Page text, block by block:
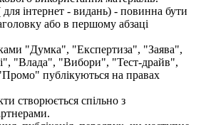
інтернет - видань) - повинна бути
або в першому абзаці
"Думка", "Експертиза", "Заява",
"Влада", "Вибори", "Тест-драйв",
публікуються на правах
створюється спільно з